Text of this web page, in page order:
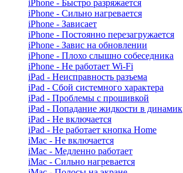
iPhone - Быстро разряжается
iPhone - Сильно нагревается
iPhone - Зависает
iPhone - Постоянно перезагружается
iPhone - Завис на обновлении
iPhone - Плохо слышно собеседника
iPhone - Не работает Wi-Fi
iPad - Неисправность разъема
iPad - Сбой системного характера
iPad - Проблемы с прошивкой
iPad - Попадание жидкости в динамик
iPad - Не включается
iPad - Не работает кнопка Home
iMac - Не включается
iMac - Медленно работает
iMac - Сильно нагревается